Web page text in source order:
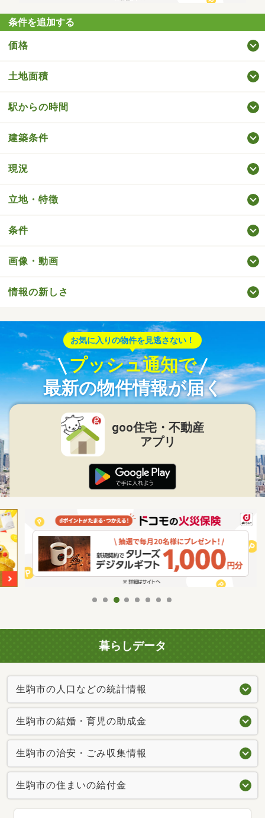
条件を追加する
価格
土地面積
駅からの時間
建築条件
現況
立地・特徴
条件
画像・動画
情報の新しさ
お気に入りの物件を見逃さない！
プッシュ通知で
最新の物件情報が届く
goo住宅・不動産
アプリ
暮らしデータ
生駒市の人口などの統計情報
生駒市の結婚・育児の助成金
生駒市の治安・ごみ収集情報
生駒市の住まいの給付金